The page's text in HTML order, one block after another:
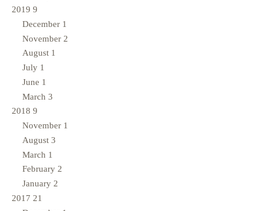
2019 9
December 1
November 2
August 1
July 1
June 1
March 3
2018 9
November 1
August 3
March 1
February 2
January 2
2017 21